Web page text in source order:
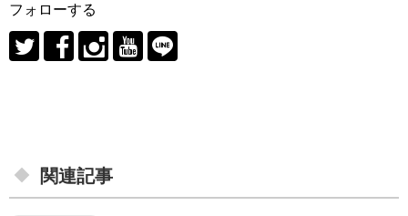
フォローする
関連記事